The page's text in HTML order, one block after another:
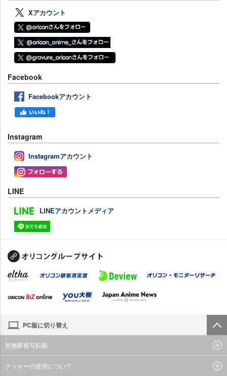
Xアカウント
Facebook
Facebookアカウント
Instagram
Instagramアカウント
LINE
LINEアカウントメディア
PC版に切り替え
禁無断複写転載
クッキーの使用について